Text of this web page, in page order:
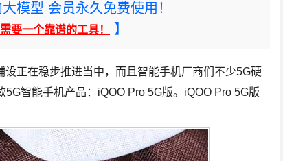
模型 会员永久免费使用！
要一个靠谱的工具！ 】
正在稳步推进当中，而且智能手机厂商们不少5G硬
智能手机产品：iQOO Pro 5G版。iQOO Pro 5G版